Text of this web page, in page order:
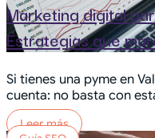
Marketing digital
Estrategias que
Si tienes una pyme en
cuenta: no basta con
Leer más